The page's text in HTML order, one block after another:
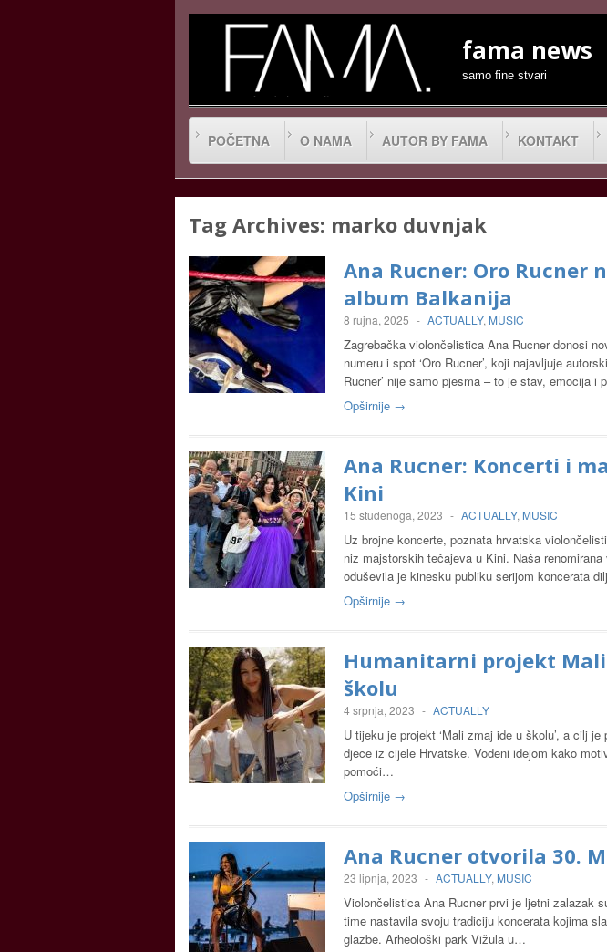
fama news
samo fine stvari
POČETNA O NAMA AUTOR BY FAMA KONTAKT
Tag Archives: marko duvnjak
Ana Rucner: Oro Rucner
album Balkanija
8 rujna, 2025 - ACTUALLY, MUSIC
Zagrebačka violončelistica Ana Rucner donosi
numeru i spot ‘Oro Rucner’, koji najavljuje
Rucner’ nije samo pjesma – to je stav, emocija i
Opširnije →
Ana Rucner: Koncerti i
Kini
15 studenoga, 2023 - ACTUALLY, MUSIC
Uz brojne koncerte, poznata hrvatska
niz majstorskih tečajeva u Kini. Naša
oduševila je kinesku publiku serijom koncerata
Opširnije →
Humanitarni projekt
školu
4 srpnja, 2023 - ACTUALLY
U tijeku je projekt ‘Mali zmaj ide u školu’, a cilj
djece iz cijele Hrvatske. Vođeni idejom kako
pomoći…
Opširnije →
Ana Rucner otvorila 30.
23 lipnja, 2023 - ACTUALLY, MUSIC
Violončelistica Ana Rucner prvi je ljetni zalazak
time nastavila svoju tradiciju koncerata kojima
glazbe. Arheološki park Vižula u…